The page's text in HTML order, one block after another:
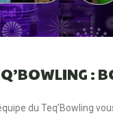
:
du Teq’Bowling